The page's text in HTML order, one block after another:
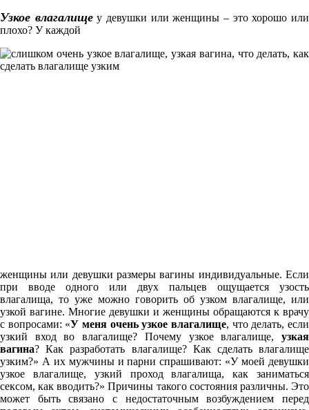
Узкое влагалищеу девушки или женщины – это хорошо или
плохо? У каждой
женщины или девушки размеры вагины индивидуальные. Если
при вводе одного или двух пальцев ощущается узость
влагалища, то уже можно говорить об узком влагалище, или
узкой вагине. Многие девушки и женщины обращаются к врачу
с вопросами: «У меня очень узкое влагалище, что делать, если
узкий вход во влагалище? Почему узкое влагалище, узкая
вагина? Как разработать влагалище? Как сделать влагалище
узким?» А их мужчины и парни спрашивают: «У моей девушки
узкое влагалище, узкий проход влагалища, как заниматься
сексом, как вводить?» Причины такого состояния различны. Это
может быть связано с недостаточным возбуждением перед